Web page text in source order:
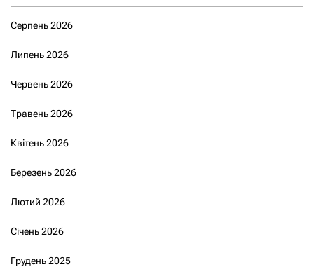
Серпень 2026
Липень 2026
Червень 2026
Травень 2026
Квітень 2026
Березень 2026
Лютий 2026
Січень 2026
Грудень 2025